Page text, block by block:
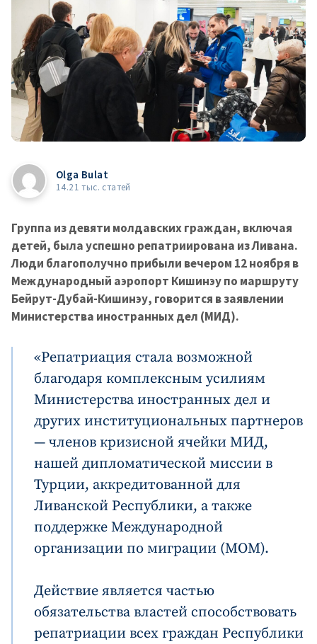
Olga Bulat
14.21 тыс. статей
Группа из девяти молдавских граждан, включая
детей, была успешно репатриирована из Ливана.
Люди благополучно прибыли вечером 12 ноября в
Международный аэропорт Кишинэу по маршруту
Бейрут-Дубай-Кишинэу, говорится в заявлении
Министерства иностранных дел (МИД).
«Репатриация стала возможной
благодаря комплексным усилиям
Министерства иностранных дел и
других институциональных партнеров
— членов кризисной ячейки МИД,
нашей дипломатической миссии в
Турции, аккредитованной для
Ливанской Республики, а также
поддержке Международной
организации по миграции (МОМ).
Действие является частью
обязательства властей способствовать
репатриации всех граждан Республики